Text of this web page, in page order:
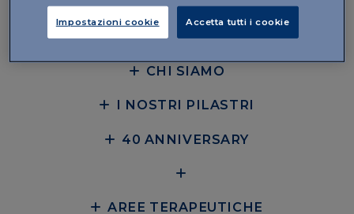
CONTATTI
CHI SIAMO
I NOSTRI PILASTRI
40 ANNIVERSARY
AREE TERAPEUTICHE
Impostazioni cookie Accetta tutti i cookie